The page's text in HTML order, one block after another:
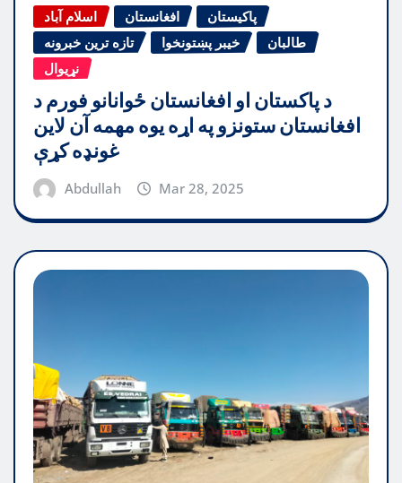
اسلام آباد افغانستان
پاکیستان
تازه ترین خبرونه
خیبر پښتونخوا
طالبان
نړیوال
د پاکستان او افغانستان ځوانانو فورم د
افغانستان ستونزو په اړه یوه مهمه آن لاین
غونډه کړې
Abdullah Mar 28, 2025